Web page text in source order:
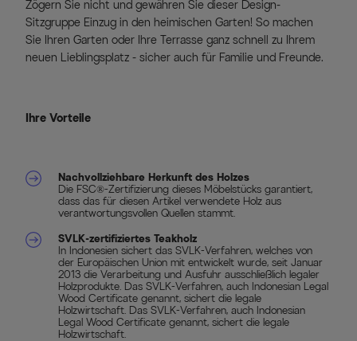
Zögern Sie nicht und gewähren Sie dieser Design-
Sitzgruppe Einzug in den heimischen Garten! So machen
Sie Ihren Garten oder Ihre Terrasse ganz schnell zu Ihrem
neuen Lieblingsplatz - sicher auch für Familie und Freunde.
Ihre Vorteile
Nachvollziehbare Herkunft des Holzes
Die FSC®-Zertifizierung dieses Möbelstücks garantiert,
dass das für diesen Artikel verwendete Holz aus
verantwortungsvollen Quellen stammt.
SVLK-zertifiziertes Teakholz
In Indonesien sichert das SVLK-Verfahren, welches von
der Europäischen Union mit entwickelt wurde, seit Januar
2013 die Verarbeitung und Ausfuhr ausschließlich legaler
Holzprodukte. Das SVLK-Verfahren, auch Indonesian Legal
Wood Certificate genannt, sichert die legale
Holzwirtschaft. Das SVLK-Verfahren, auch Indonesian
Legal Wood Certificate genannt, sichert die legale
Holzwirtschaft.